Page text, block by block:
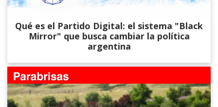
Qué es el Partido Digital: el sistema "Black
Mirror" que busca cambiar la política
argentina